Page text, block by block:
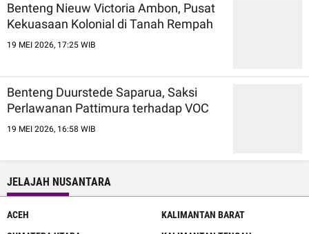
Benteng Nieuw Victoria Ambon, Pusat
Kekuasaan Kolonial di Tanah Rempah
19 MEI 2026, 17:25 WIB
Benteng Duurstede Saparua, Saksi
Perlawanan Pattimura terhadap VOC
19 MEI 2026, 16:58 WIB
JELAJAH NUSANTARA
ACEH
KALIMANTAN BARAT